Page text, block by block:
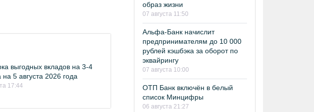
выгодных вкладов на 3-4
5 августа 2026 года
17:44
образ жизни
07 августа 11:50
Альфа-Банк начислит
предпринимателям до 10 000
рублей кэшбэка за оборот по
эквайрингу
07 августа 10:00
ОТП Банк включён в белый
список Минцифры
06 августа 21:27